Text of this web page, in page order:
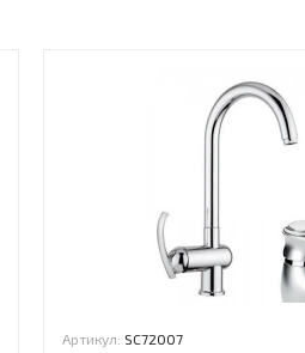
Артикул: SC72007